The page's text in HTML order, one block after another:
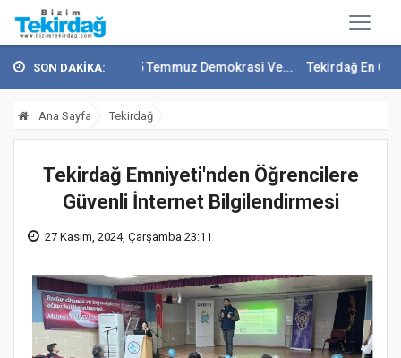
SON DAKİKA:
Soytürk'ten 15 Temmuz Demokrasi Ve... Tekirdağ En Çok Göç
Ana Sayfa Tekirdağ
Tekirdağ Emniyeti'nden Öğrencilere
Güvenli İnternet Bilgilendirmesi
27 Kasım, 2024, Çarşamba 23:11